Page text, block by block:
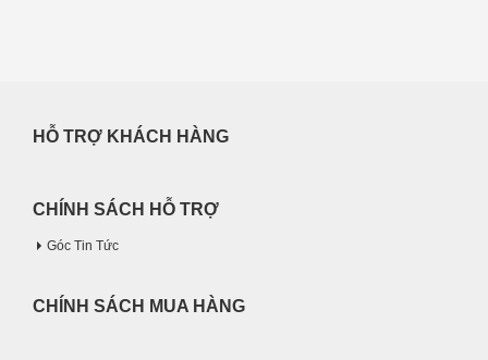
HỖ TRỢ KHÁCH HÀNG
CHÍNH SÁCH HỖ TRỢ
Góc Tin Tức
CHÍNH SÁCH MUA HÀNG